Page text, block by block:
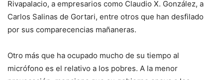
Rivapalacio, a empresarios como Claudio X. González, a
Carlos Salinas de Gortari, entre otros que han desfilado
por sus comparecencias mañaneras.
Otro más que ha ocupado mucho de su tiempo al
micrófono es el relativo a los pobres. A la menor